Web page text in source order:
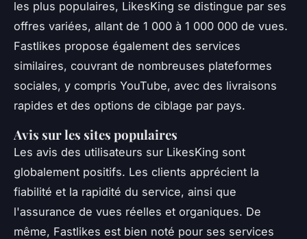
les plus populaires, LikesKing se distingue par ses
offres variées, allant de 1 000 à 1 000 000 de vues.
Fastlikes propose également des services
similaires, couvrant de nombreuses plateformes
sociales, y compris YouTube, avec des livraisons
rapides et des options de ciblage par pays.
Avis sur les sites populaires
Les avis des utilisateurs sur LikesKing sont
globalement positifs. Les clients apprécient la
fiabilité et la rapidité du service, ainsi que
l'assurance de vues réelles et organiques. De
même, Fastlikes est bien noté pour ses services